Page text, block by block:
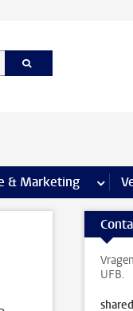
& Marketing meer
UFB.